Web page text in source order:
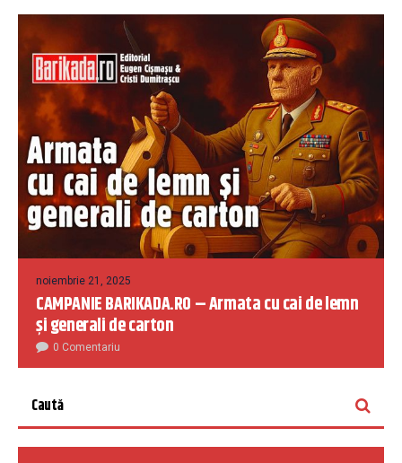
noiembrie 21, 2025
CAMPANIE BARIKADA.RO – Armata cu cai de lemn
și generali de carton
0 Comentariu